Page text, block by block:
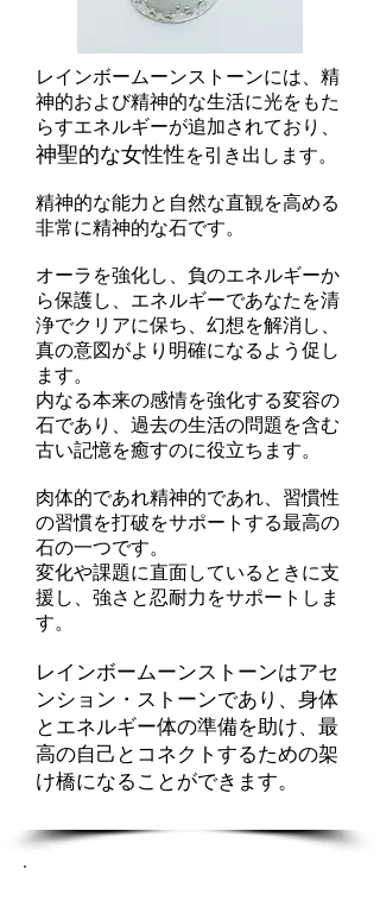
レインボームーンストーンには、精
神的および精神的な生活に光をもた
らすエネルギーが追加されており、
神聖的な女性性を引き出します。
精神的な能力と自然な直観を高める
非常に精神的な石です。
オーラを強化し、負のエネルギーか
ら保護し、エネルギーであなたを清
浄でクリアに保ち、幻想を解消し、
真の意図がより明確になるよう促し
ます。
内なる本来の感情を強化する変容の
石であり、過去の生活の問題を含む
古い記憶を癒すのに役立ちます。
肉体的であれ精神的であれ、習慣性
の習慣を打破をサポートする最高の
石の一つです。
変化や課題に直面しているときに支
援し、強さと忍耐力をサポートしま
す。
レインボームーンストーンはアセ
ンション・ストーンであり、身体
とエネルギー体の準備を助け、最
高の自己とコネクトするための架
け橋になることができます。